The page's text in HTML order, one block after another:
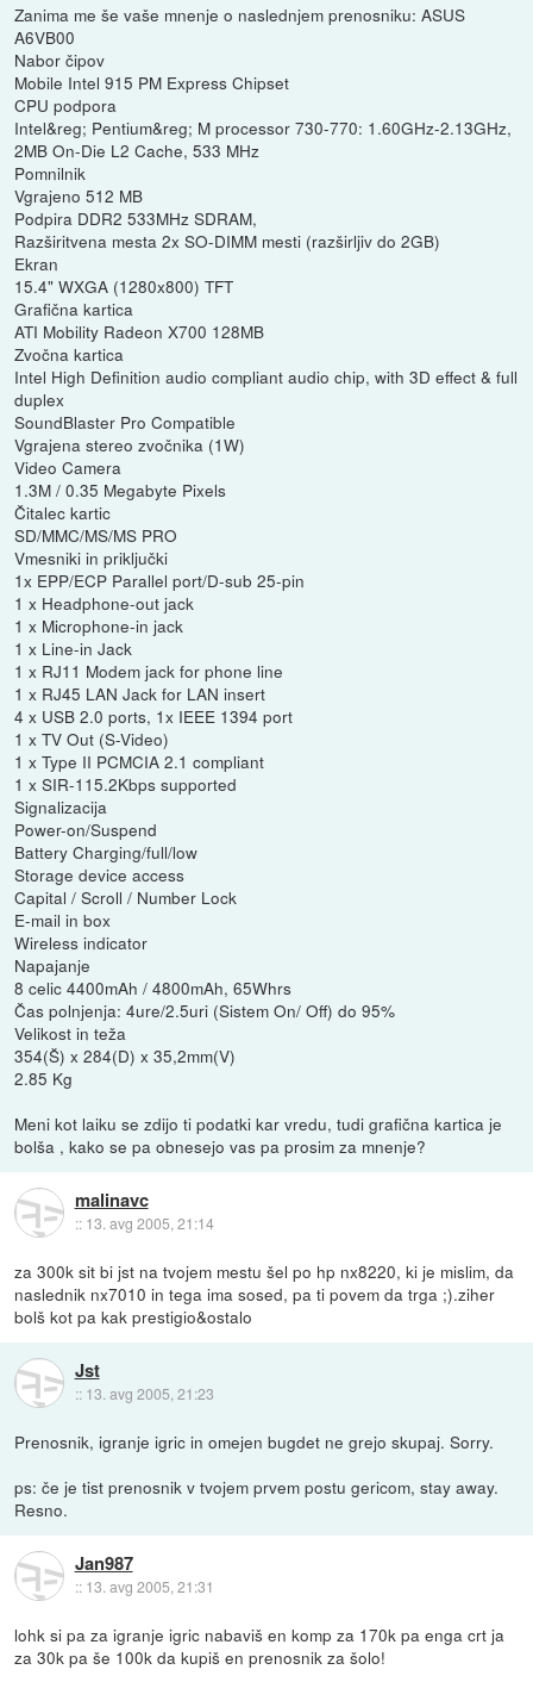
Zanima me še vaše mnenje o naslednjem prenosniku: ASUS
A6VB00
Nabor čipov
Mobile Intel 915 PM Express Chipset
CPU podpora
Intel&reg; Pentium&reg; M processor 730-770: 1.60GHz-2.13GHz,
2MB On-Die L2 Cache, 533 MHz
Pomnilnik
Vgrajeno 512 MB
Podpira DDR2 533MHz SDRAM,
Razširitvena mesta 2x SO-DIMM mesti (razširljiv do 2GB)
Ekran
15.4" WXGA (1280x800) TFT
Grafična kartica
ATI Mobility Radeon X700 128MB
Zvočna kartica
Intel High Definition audio compliant audio chip, with 3D effect & full
duplex
SoundBlaster Pro Compatible
Vgrajena stereo zvočnika (1W)
Video Camera
1.3M / 0.35 Megabyte Pixels
Čitalec kartic
SD/MMC/MS/MS PRO
Vmesniki in priključki
1x EPP/ECP Parallel port/D-sub 25-pin
1 x Headphone-out jack
1 x Microphone-in jack
1 x Line-in Jack
1 x RJ11 Modem jack for phone line
1 x RJ45 LAN Jack for LAN insert
4 x USB 2.0 ports, 1x IEEE 1394 port
1 x TV Out (S-Video)
1 x Type II PCMCIA 2.1 compliant
1 x SIR-115.2Kbps supported
Signalizacija
Power-on/Suspend
Battery Charging/full/low
Storage device access
Capital / Scroll / Number Lock
E-mail in box
Wireless indicator
Napajanje
8 celic 4400mAh / 4800mAh, 65Whrs
Čas polnjenja: 4ure/2.5uri (Sistem On/ Off) do 95%
Velikost in teža
354(Š) x 284(D) x 35,2mm(V)
2.85 Kg
Meni kot laiku se zdijo ti podatki kar vredu, tudi grafična kartica je
bolša , kako se pa obnesejo vas pa prosim za mnenje?
malinavc
:: 13. avg 2005, 21:14
za 300k sit bi jst na tvojem mestu šel po hp nx8220, ki je mislim, da
naslednik nx7010 in tega ima sosed, pa ti povem da trga ;).ziher
bolš kot pa kak prestigio&ostalo
Jst
:: 13. avg 2005, 21:23
Prenosnik, igranje igric in omejen bugdet ne grejo skupaj. Sorry.
ps: če je tist prenosnik v tvojem prvem postu gericom, stay away.
Resno.
Jan987
:: 13. avg 2005, 21:31
lohk si pa za igranje igric nabaviš en komp za 170k pa enga crt ja
za 30k pa še 100k da kupiš en prenosnik za šolo!